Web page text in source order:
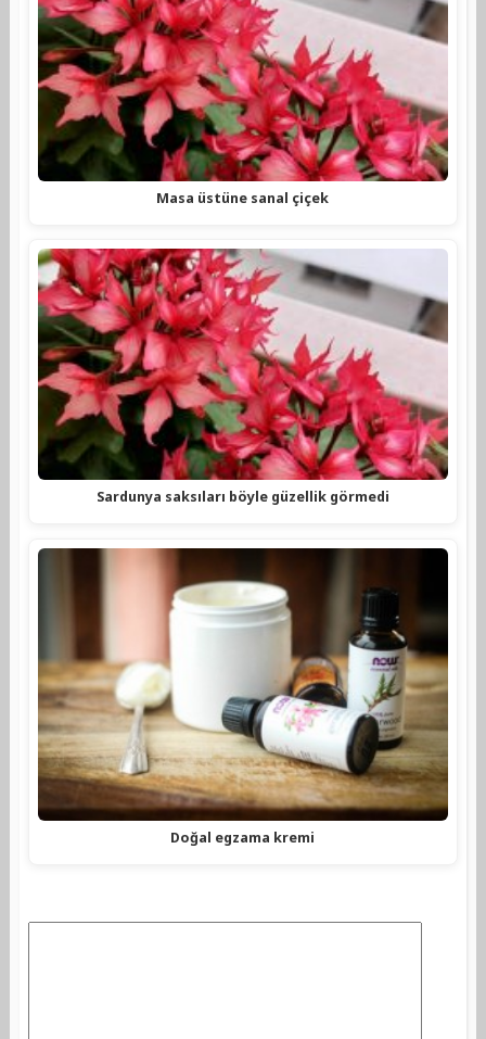
Masa üstüne sanal çiçek
Sardunya saksıları böyle güzellik görmedi
Doğal egzama kremi